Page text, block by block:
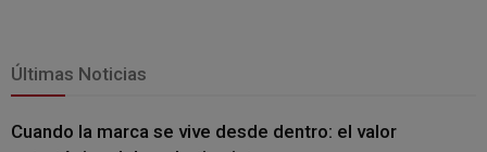
Últimas Noticias
Cuando la marca se vive desde dentro: el valor